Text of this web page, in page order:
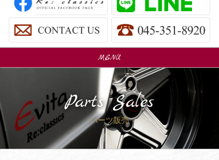
MENU
Parts Sales
パーツ販売
Trade In
買取査定
Parts Sales
パーツ販売